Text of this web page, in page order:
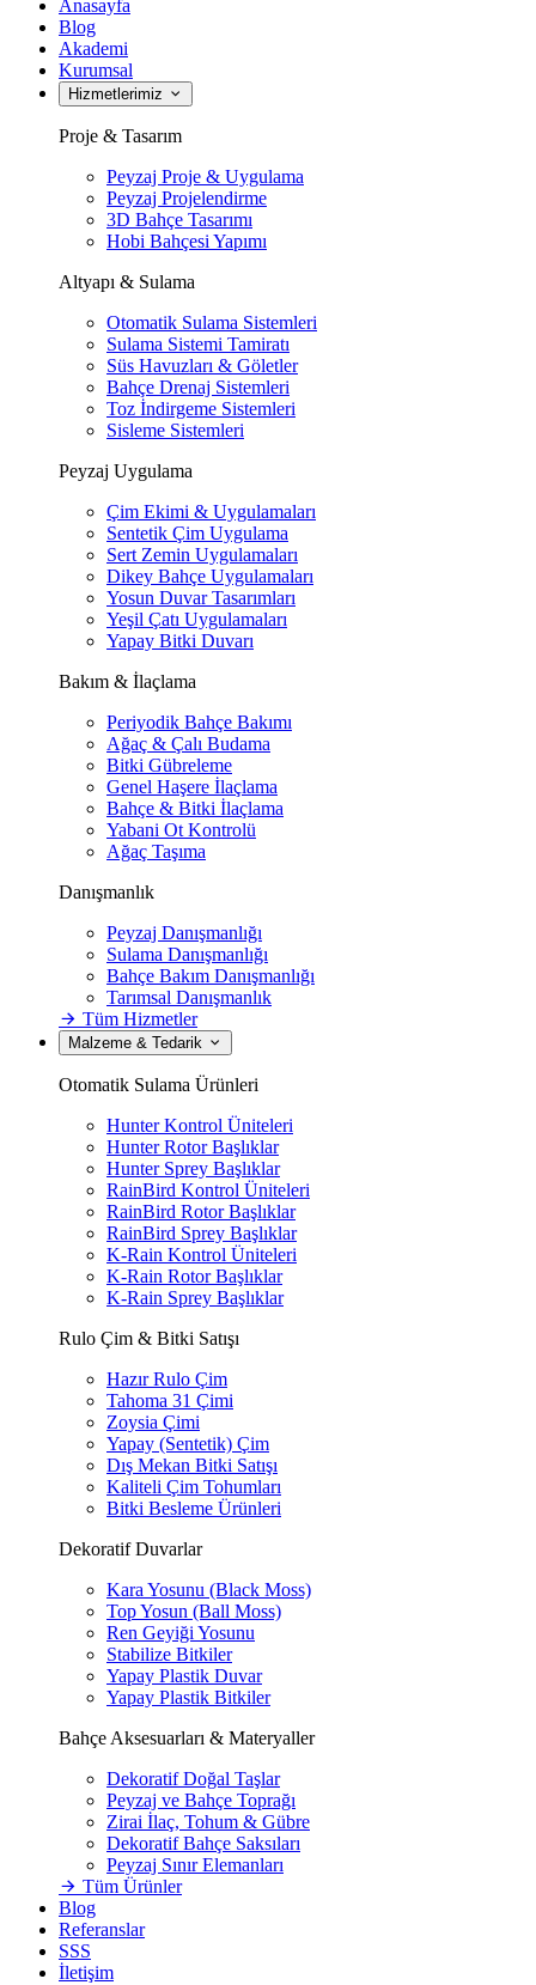
Anasayfa
Blog
Akademi
Kurumsal
Hizmetlerimiz
Proje & Tasarım
Peyzaj Proje & Uygulama
Peyzaj Projelendirme
3D Bahçe Tasarımı
Hobi Bahçesi Yapımı
Altyapı & Sulama
Otomatik Sulama Sistemleri
Sulama Sistemi Tamiratı
Süs Havuzları & Göletler
Bahçe Drenaj Sistemleri
Toz İndirgeme Sistemleri
Sisleme Sistemleri
Peyzaj Uygulama
Çim Ekimi & Uygulamaları
Sentetik Çim Uygulama
Sert Zemin Uygulamaları
Dikey Bahçe Uygulamaları
Yosun Duvar Tasarımları
Yeşil Çatı Uygulamaları
Yapay Bitki Duvarı
Bakım & İlaçlama
Periyodik Bahçe Bakımı
Ağaç & Çalı Budama
Bitki Gübreleme
Genel Haşere İlaçlama
Bahçe & Bitki İlaçlama
Yabani Ot Kontrolü
Ağaç Taşıma
Danışmanlık
Peyzaj Danışmanlığı
Sulama Danışmanlığı
Bahçe Bakım Danışmanlığı
Tarımsal Danışmanlık
Tüm Hizmetler
Malzeme & Tedarik
Otomatik Sulama Ürünleri
Hunter Kontrol Üniteleri
Hunter Rotor Başlıklar
Hunter Sprey Başlıklar
RainBird Kontrol Üniteleri
RainBird Rotor Başlıklar
RainBird Sprey Başlıklar
K-Rain Kontrol Üniteleri
K-Rain Rotor Başlıklar
K-Rain Sprey Başlıklar
Rulo Çim & Bitki Satışı
Hazır Rulo Çim
Tahoma 31 Çimi
Zoysia Çimi
Yapay (Sentetik) Çim
Dış Mekan Bitki Satışı
Kaliteli Çim Tohumları
Bitki Besleme Ürünleri
Dekoratif Duvarlar
Kara Yosunu (Black Moss)
Top Yosun (Ball Moss)
Ren Geyiği Yosunu
Stabilize Bitkiler
Yapay Plastik Duvar
Yapay Plastik Bitkiler
Bahçe Aksesuarları & Materyaller
Dekoratif Doğal Taşlar
Peyzaj ve Bahçe Toprağı
Zirai İlaç, Tohum & Gübre
Dekoratif Bahçe Saksıları
Peyzaj Sınır Elemanları
Tüm Ürünler
Blog
Referanslar
SSS
İletişim